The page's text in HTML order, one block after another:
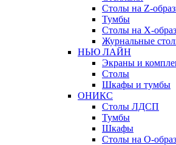
Столы на Z-
Тумбы
Столы на Х-
Журнальные
НЬЮ ЛАЙН
Экраны и
Столы
Шкафы и тумбы
ОНИКС
Столы ЛДСП
Тумбы
Шкафы
Столы на О-